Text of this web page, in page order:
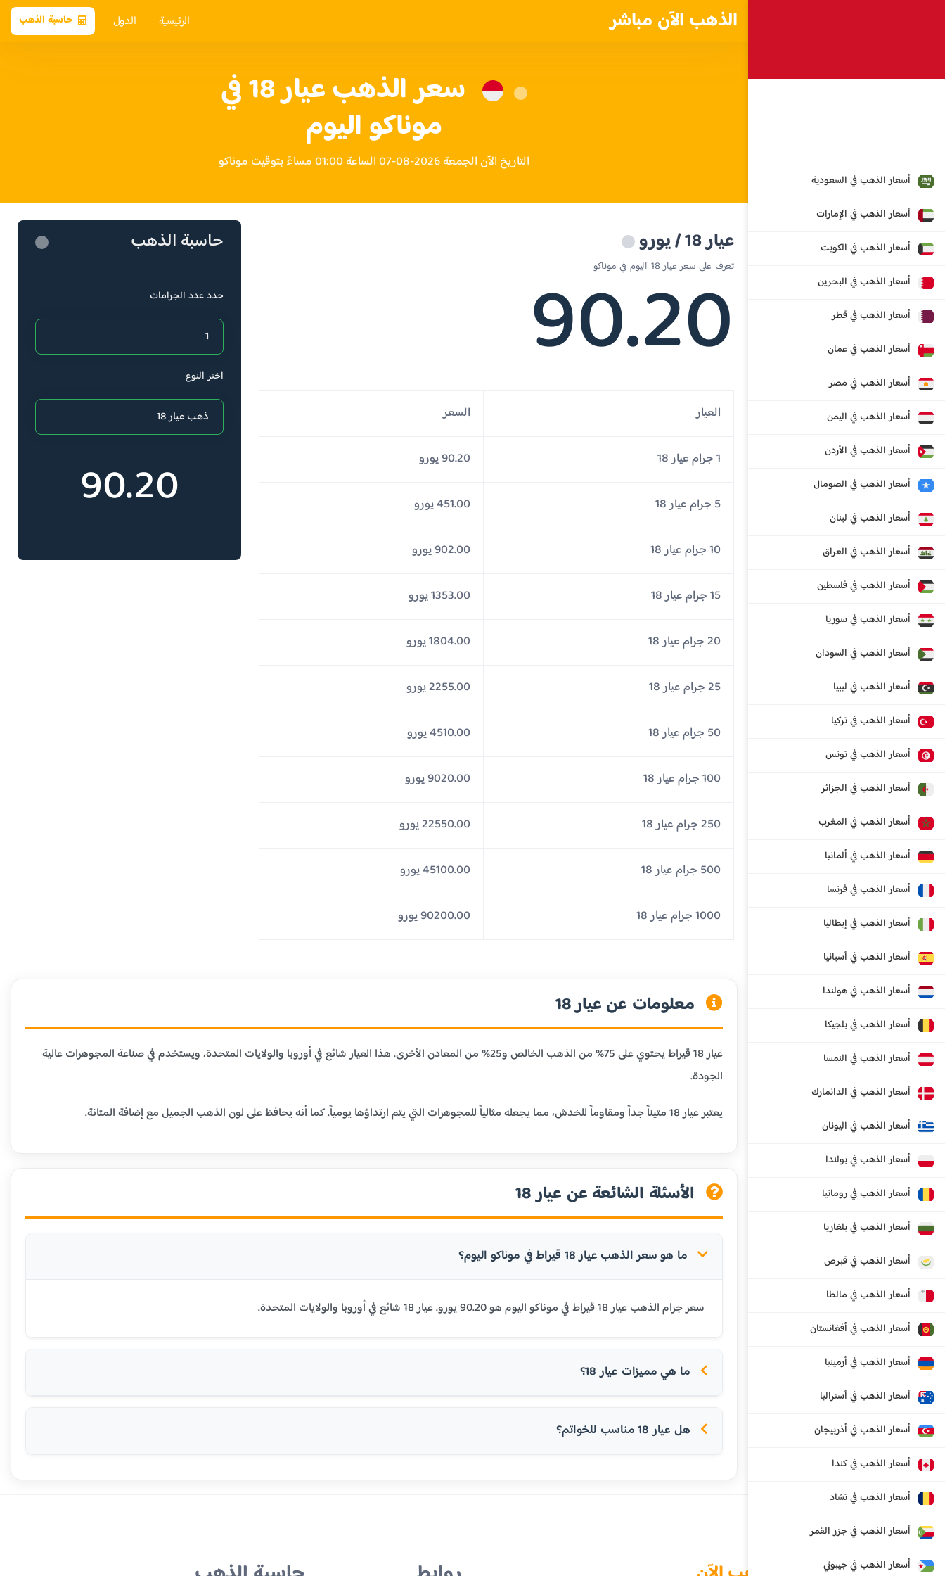
الذهب الآن مباشر الرئيسية الدول حاسبة الذهب
أسعار الذهب في السعودية
أسعار الذهب في الإمارات
أسعار الذهب في الكويت
أسعار الذهب في البحرين
أسعار الذهب في قطر
أسعار الذهب في عمان
أسعار الذهب في مصر
أسعار الذهب في اليمن
أسعار الذهب في الأردن
أسعار الذهب في الصومال
أسعار الذهب في لبنان
أسعار الذهب في العراق
أسعار الذهب في فلسطين
أسعار الذهب في سوريا
أسعار الذهب في السودان
أسعار الذهب في ليبيا
أسعار الذهب في تركيا
أسعار الذهب في تونس
أسعار الذهب في الجزائر
أسعار الذهب في المغرب
أسعار الذهب في ألمانيا
أسعار الذهب في فرنسا
أسعار الذهب في إيطاليا
أسعار الذهب في أسبانيا
أسعار الذهب في هولندا
أسعار الذهب في بلجيكا
أسعار الذهب في النمسا
أسعار الذهب في الدانمارك
أسعار الذهب في اليونان
أسعار الذهب في بولندا
أسعار الذهب في رومانيا
أسعار الذهب في بلغاريا
أسعار الذهب في قبرص
أسعار الذهب في مالطا
أسعار الذهب في أفغانستان
أسعار الذهب في أرمينيا
أسعار الذهب في أستراليا
أسعار الذهب في أذربيجان
أسعار الذهب في كندا
أسعار الذهب في تشاد
أسعار الذهب في جزر القمر
أسعار الذهب في جيبوتي
سعر الذهب عيار 18 في
موناكو اليوم
التاريخ الآن الجمعة 2026-08-07 الساعة 01:00 مساءً بتوقيت موناكو
عيار 18 / يورو
تعرف على سعر عيار 18 اليوم في موناكو
90.20
العيار السعر
1 جرام عيار 18 90.20 يورو
5 جرام عيار 18 451.00 يورو
10 جرام عيار 18 902.00 يورو
15 جرام عيار 18 1353.00 يورو
20 جرام عيار 18 1804.00 يورو
25 جرام عيار 18 2255.00 يورو
50 جرام عيار 18 4510.00 يورو
100 جرام عيار 18 9020.00 يورو
250 جرام عيار 18 22550.00 يورو
500 جرام عيار 18 45100.00 يورو
1000 جرام عيار 18 90200.00 يورو
حاسبة الذهب
حدد عدد الجرامات
اختر النوع
90.20
معلومات عن عيار 18
عيار 18 قيراط يحتوي على 75% من الذهب الخالص و25% من المعادن الأخرى. هذا العيار شائع في أوروبا والولايات المتحدة، ويستخدم في صناعة المجوهرات عالية
الجودة.
يعتبر عيار 18 متيناً جداً ومقاوماً للخدش، مما يجعله مثالياً للمجوهرات التي يتم ارتداؤها يومياً. كما أنه يحافظ على لون الذهب الجميل مع إضافة المتانة.
الأسئلة الشائعة عن عيار 18
ما هو سعر الذهب عيار 18 قيراط في موناكو اليوم؟
سعر جرام الذهب عيار 18 قيراط في موناكو اليوم هو 90.20 يورو. عيار 18 شائع في أوروبا والولايات المتحدة.
ما هي مميزات عيار 18؟
هل عيار 18 مناسب للخواتم؟